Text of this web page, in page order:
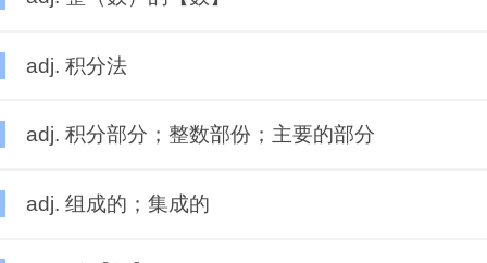
adj. 积分法
adj. 积分部分；整数部份；主要的部分
adj. 组成的；集成的